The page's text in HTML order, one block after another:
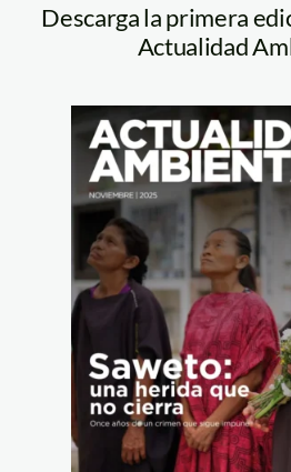
Descarga la primera
Actualidad